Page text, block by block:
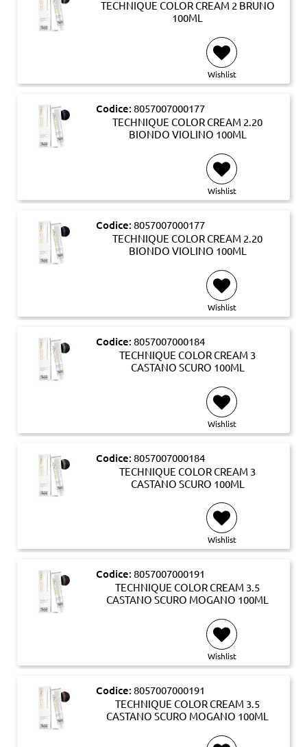
TECHNIQUE COLOR CREAM 2 BRUNO
100ML
Wishlist
Codice: 8057007000177
TECHNIQUE COLOR CREAM 2.20
BIONDO VIOLINO 100ML
Wishlist
Codice: 8057007000177
TECHNIQUE COLOR CREAM 2.20
BIONDO VIOLINO 100ML
Wishlist
Codice: 8057007000184
TECHNIQUE COLOR CREAM 3
CASTANO SCURO 100ML
Wishlist
Codice: 8057007000184
TECHNIQUE COLOR CREAM 3
CASTANO SCURO 100ML
Wishlist
Codice: 8057007000191
TECHNIQUE COLOR CREAM 3.5
CASTANO SCURO MOGANO 100ML
Wishlist
Codice: 8057007000191
TECHNIQUE COLOR CREAM 3.5
CASTANO SCURO MOGANO 100ML